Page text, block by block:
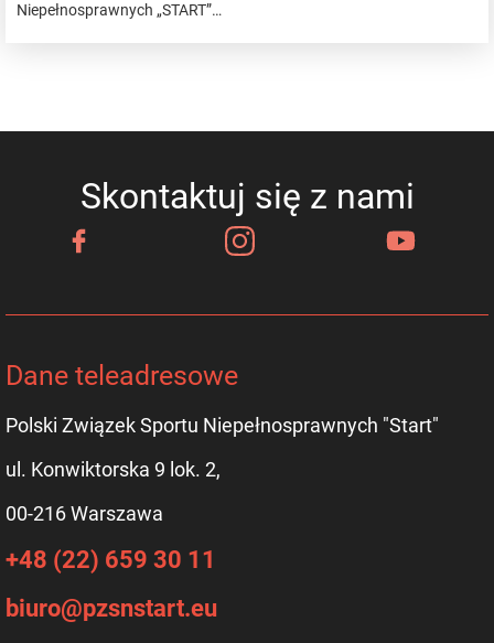
Niepełnosprawnych „START”…
Skontaktuj się z nami
Dane teleadresowe
Polski Związek Sportu Niepełnosprawnych "Start"
ul. Konwiktorska 9 lok. 2,
00-216 Warszawa
+48 (22) 659 30 11
biuro@pzsnstart.eu